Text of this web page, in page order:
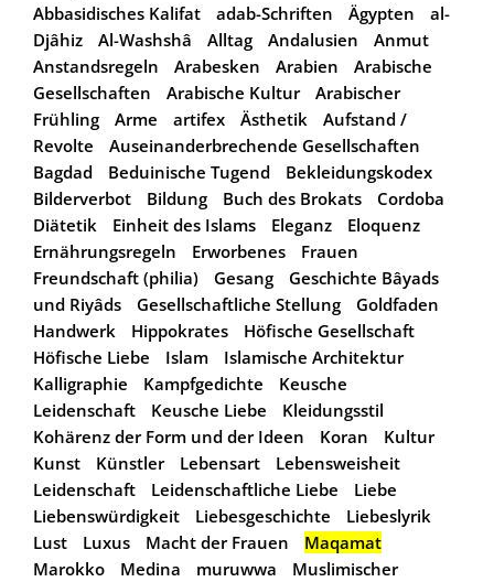
Abbasidisches Kalifat
adab-Schriften Ägypten
al-
Djâhiz
Al-Washshâ Alltag Andalusien
Anmut
Anstandsregeln
Arabesken Arabien
Arabische
Gesellschaften
Arabische Kultur
Arabischer
Frühling
Arme artifex Ästhetik
Aufstand /
Revolte
Auseinanderbrechende Gesellschaften
Bagdad
Beduinische Tugend
Bekleidungskodex
Bilderverbot
Bildung Buch des Brokats
Cordoba
Diätetik
Einheit des Islams Eleganz
Eloquenz
Ernährungsregeln
Erworbenes
Frauen
Freundschaft (philia)
Gesang
Geschichte Bâyads
und Riyâds
Gesellschaftliche Stellung
Goldfaden
Handwerk
Hippokrates
Höfische Gesellschaft
Höfische Liebe
Islam
Islamische Architektur
Kalligraphie
Kampfgedichte
Keusche
Leidenschaft
Keusche Liebe
Kleidungsstil
Kohärenz der Form und der Ideen
Koran
Kultur
Kunst
Künstler Lebensart
Lebensweisheit
Leidenschaft
Leidenschaftliche Liebe
Liebe
Liebenswürdigkeit
Liebesgeschichte
Liebeslyrik
Lust
Luxus Macht der Frauen
Maqamat
Marokko
Medina muruwwa
Muslimischer